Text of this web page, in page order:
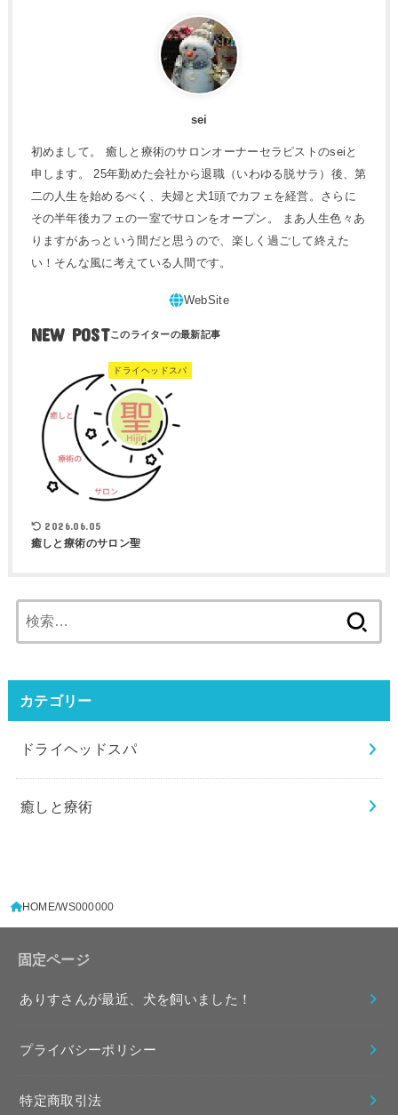
sei
初めまして。 癒しと療術のサロンオーナーセラピストのseiと
申します。 25年勤めた会社から退職（いわゆる脱サラ）後、第
二の人生を始めるべく、夫婦と犬1頭でカフェを経営。さらに
その半年後カフェの一室でサロンをオープン。 まあ人生色々あ
りますがあっという間だと思うので、楽しく過ごして終えた
い！そんな風に考えている人間です。
NEW POST
ドライヘッドスパ
2026.06.05
癒しと療術のサロン聖
索:
カテゴリー
ドライヘッドスパ
癒しと療術
HOME WS000000
固定ページ
ありすさんが最近、犬を飼いました！
プライバシーポリシー
特定商取引法